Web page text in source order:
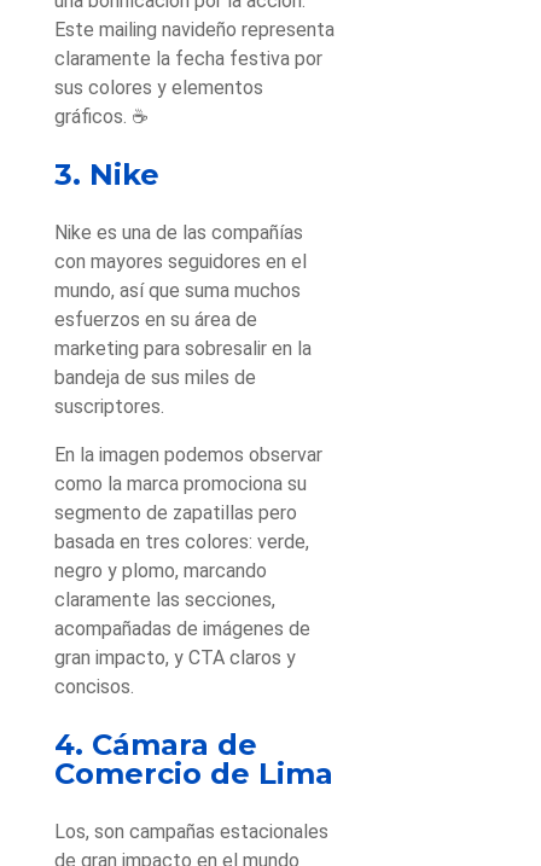
Este mailing navideño representa
claramente la fecha festiva por
sus colores y elementos
gráficos. ☕
3. Nike
Nike es una de las compañías
con mayores seguidores en el
mundo, así que suma muchos
esfuerzos en su área de
marketing para sobresalir en la
bandeja de sus miles de
suscriptores.
En la imagen podemos observar
como la marca promociona su
segmento de zapatillas pero
basada en tres colores: verde,
negro y plomo, marcando
claramente las secciones,
acompañadas de imágenes de
gran impacto, y CTA claros y
concisos.
4. Cámara de
Comercio de Lima
Los, son campañas estacionales
de gran impacto en el mundo